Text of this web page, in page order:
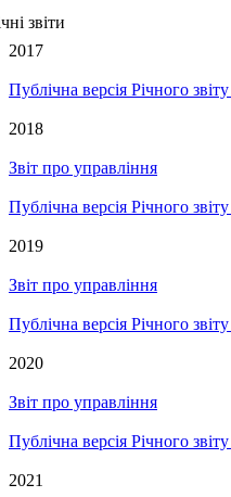
звіти
2017
Публічна версія Річного
2018
Звіт про управління
Публічна версія Річного
2019
Звіт про управління
Публічна версія Річного
2020
Звіт про управління
Публічна версія Річного
2021